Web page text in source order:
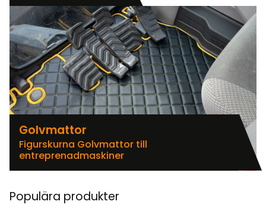
Golvmattor
Figurskurna Golvmattor till
entreprenadmaskiner
Populära produkter